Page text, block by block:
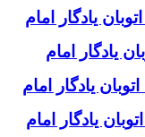
یادگار امام
یادگار امام
یادگار امام
یادگار امام